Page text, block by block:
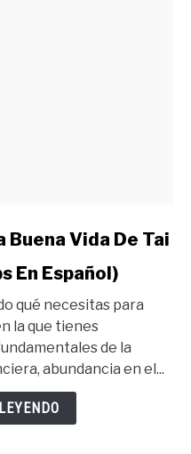
Buena Vida De Tai
En Español)
qué necesitas para
la que tienes
de la
abundancia en el...